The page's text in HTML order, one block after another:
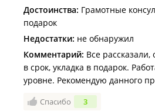
Достоинства: Грамотные
подарок
Недостатки: не обнаружил
Комментарий: Все
в срок, укладка в подарок.
уровне. Рекомендую данного
Спасибо 3